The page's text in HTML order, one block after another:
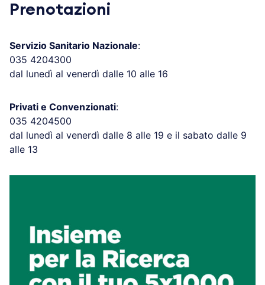
Prenotazioni
Servizio Sanitario Nazionale:
035 4204300
dal lunedì al venerdì dalle 10 alle 16
Privati e Convenzionati:
035 4204500
dal lunedì al venerdì dalle 8 alle 19 e il sabato dalle 9
alle 13